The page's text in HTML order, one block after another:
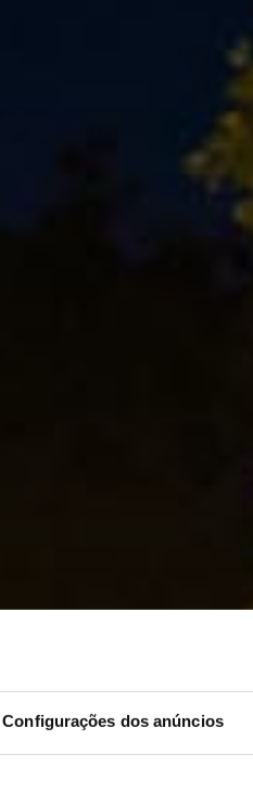
Configurações dos anúncios